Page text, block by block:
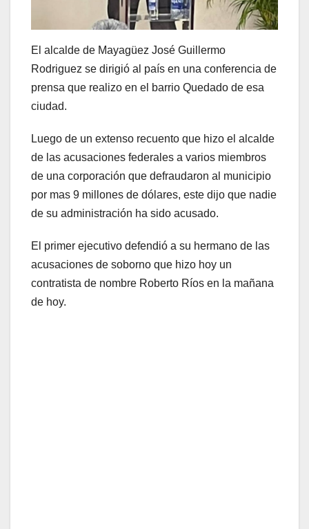
El alcalde de Mayagüez José Guillermo
Rodriguez se dirigió al país en una conferencia de
prensa que realizo en el barrio Quedado de esa
ciudad.
Luego de un extenso recuento que hizo el alcalde
de las acusaciones federales a varios miembros
de una corporación que defraudaron al municipio
por mas 9 millones de dólares, este dijo que nadie
de su administración ha sido acusado.
El primer ejecutivo defendió a su hermano de las
acusaciones de soborno que hizo hoy un
contratista de nombre Roberto Ríos en la mañana
de hoy.